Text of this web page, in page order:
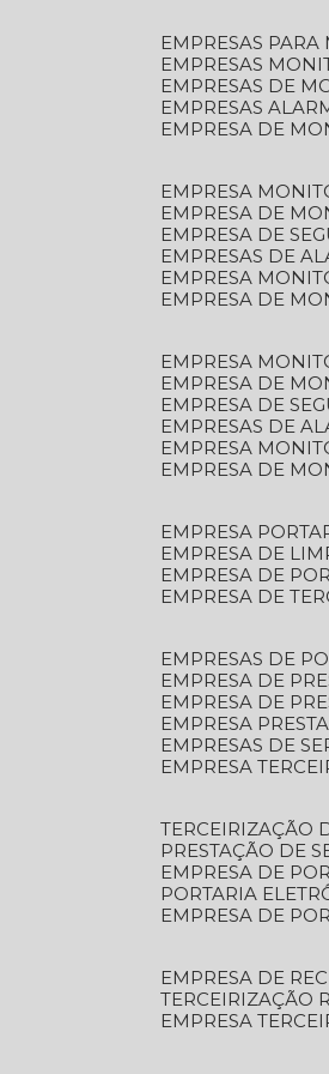
EMPRESAS
EMPRESAS
EMPRESAS DE
EMPRESAS
EMPRESA DE
EMPRESA
EMPRESA DE
EMPRESA DE
EMPRESAS DE
EMPRESA
EMPRESA DE
EMPRESA
EMPRESA DE
EMPRESA DE
EMPRESAS DE
EMPRESA
EMPRESA DE
EMPRESA
EMPRESA DE
EMPRESA DE
EMPRESA DE
EMPRESAS DE
EMPRESA DE
EMPRESA DE
EMPRESA
EMPRESAS DE
EMPRESA
PRESTAÇÃO DE
EMPRESA DE
PORTARIA
EMPRESA DE
EMPRESA DE
TERCEIRIZAÇÃO
EMPRESA